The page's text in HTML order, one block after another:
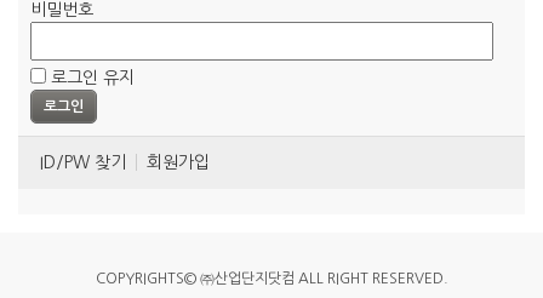
비밀번호
로그인 유지
ID/PW 찾기 회원가입
COPYRIGHTS© ㈜산업단지닷컴 ALL RIGHT RESERVED.